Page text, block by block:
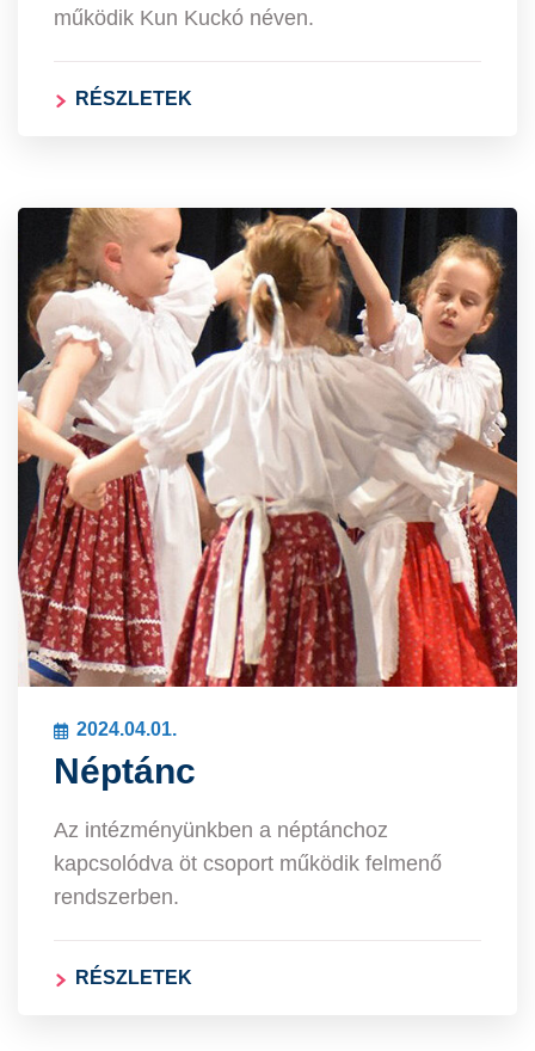
működik Kun Kuckó néven.
RÉSZLETEK
2024.04.01.
Néptánc
Az intézményünkben a néptánchoz
kapcsolódva öt csoport működik felmenő
rendszerben.
RÉSZLETEK